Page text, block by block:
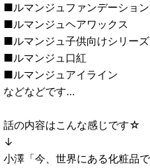
■ルマンジュファンデーション
■ルマンジュヘアワックス
■ルマンジュ子供向けシリーズ
■ルマンジュ口紅
■ルマンジュアイライン
などなどです…
話の内容はこんな感じです☆
↓
小澤「今、世界にある化粧品